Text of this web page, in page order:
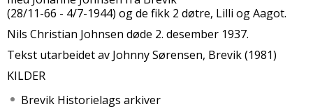
(28/11-66 - 4/7-1944) og de fikk 2 døtre, Lilli og Aagot.
Nils Christian Johnsen døde 2. desember 1937.
Tekst utarbeidet av Johnny Sørensen, Brevik (1981)
KILDER
Brevik Historielags arkiver